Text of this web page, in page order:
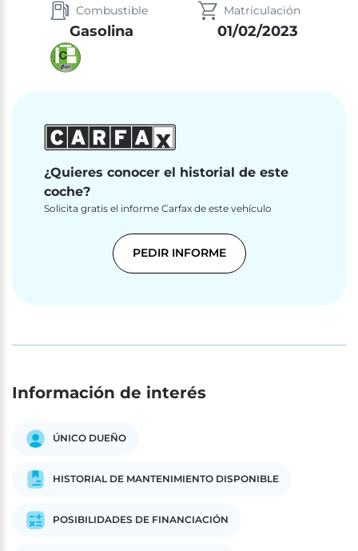
Combustible
Gasolina
Matriculación
01/02/2023
¿Quieres conocer el historial de este
coche?
Solicita gratis el informe Carfax de este vehículo
PEDIR INFORME
Información de interés
ÚNICO DUEÑO
HISTORIAL DE MANTENIMIENTO DISPONIBLE
POSIBILIDADES DE FINANCIACIÓN